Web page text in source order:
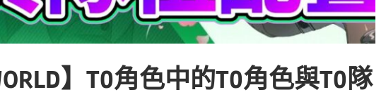
】T0角色中的T0角色與T0隊